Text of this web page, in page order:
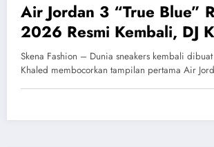
Air Jordan 3 “True Blue”
2026 Resmi Kembali, DJ
Pamer First Look Eksklusif
Skena Fashion – Dunia sneakers kembali dibuat
Khaled membocorkan tampilan pertama Air